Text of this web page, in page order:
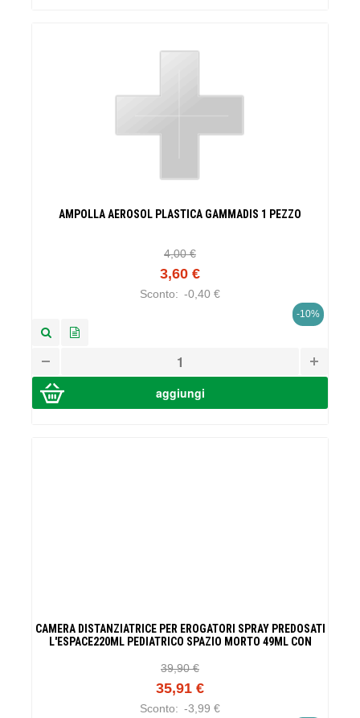
AMPOLLA AEROSOL PLASTICA GAMMADIS 1 PEZZO
4,00 €
3,60 €
Sconto: -0,40 €
-10%
CAMERA DISTANZIATRICE PER EROGATORI SPRAY PREDOSATI
L'ESPACE220ML PEDIATRICO SPAZIO MORTO 49ML CON
CODICE COLORE GIALLO
39,90 €
35,91 €
Sconto: -3,99 €